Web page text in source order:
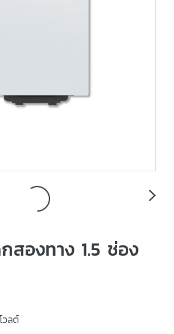
สองทาง 1.5 ช่อง
วลต์